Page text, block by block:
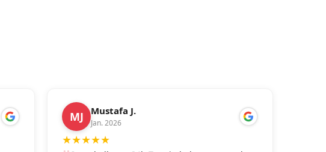
MJ Mustafa J.
Jan. 2026
★★★★★